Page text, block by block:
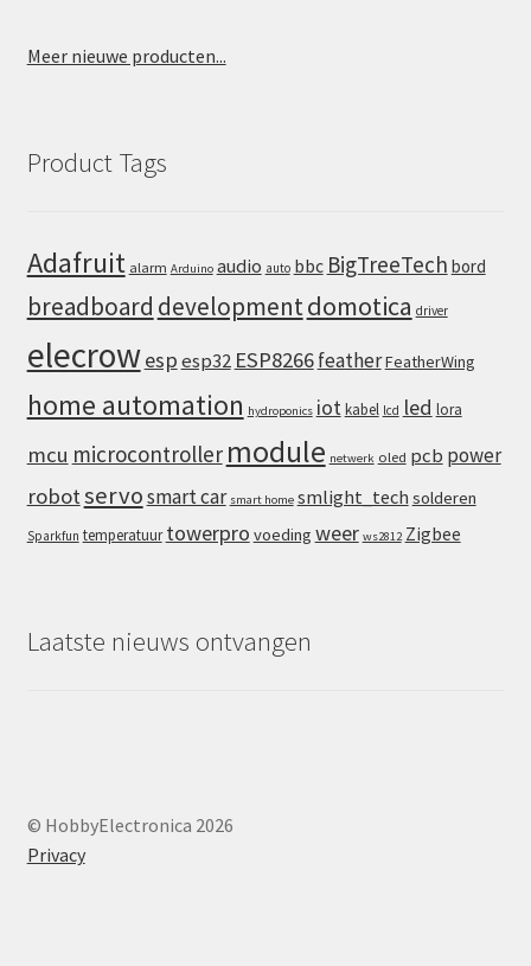
Meer nieuwe producten...
Product Tags
Adafruit alarm Arduino audio auto bbc BigTreeTech bord
breadboard developmentdomotica driver
elecrowespesp32 ESP8266featherFeatherWing
home automation hydroponics iot kabel lcd led lora
mcu microcontroller module netwerk oled pcb power
robotservosmart car smart home smlight_tech solderen
Sparkfun temperatuur towerpro voeding weer ws2812 Zigbee
Laatste nieuws ontvangen
© HobbyElectronica 2026
Privacy